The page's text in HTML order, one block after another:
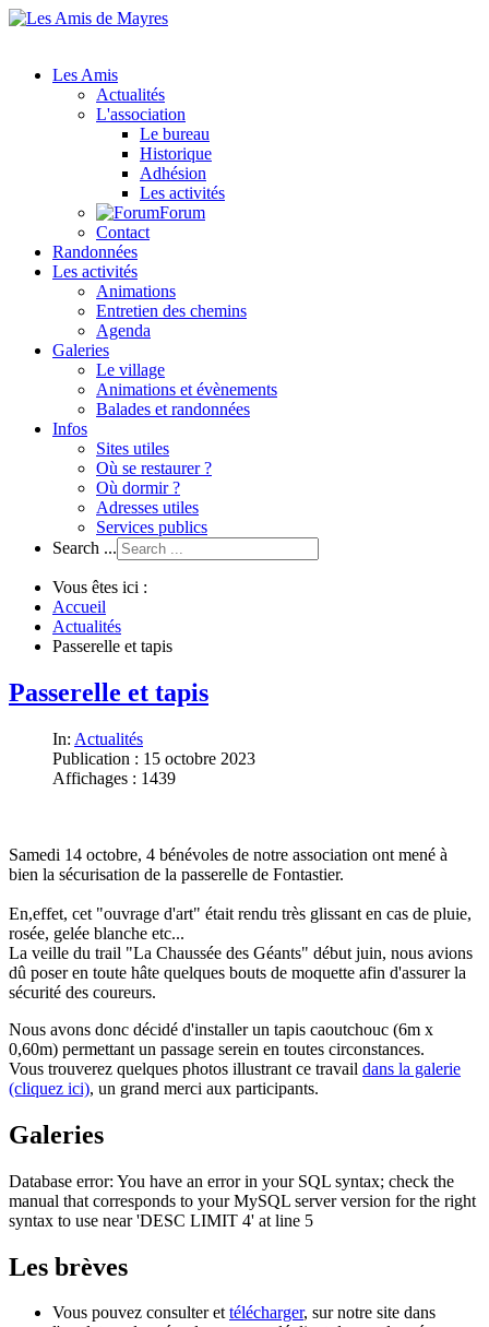
Les Amis
Actualités
L'association
Le bureau
Historique
Adhésion
Les activités
Forum
Contact
Randonnées
Les activités
Animations
Entretien des chemins
Agenda
Galeries
Le village
Animations et évènements
Balades et randonnées
Infos
Sites utiles
Où se restaurer ?
Où dormir ?
Adresses utiles
Services publics
Search ...
Vous êtes ici :
Accueil
Actualités
Passerelle et tapis
Passerelle et tapis
In: Actualités
Publication : 15 octobre 2023
Affichages : 1439
Samedi 14 octobre, 4 bénévoles de notre association ont mené à
bien la sécurisation de la passerelle de Fontastier.
En,effet, cet "ouvrage d'art" était rendu très glissant en cas de pluie,
rosée, gelée blanche etc...
La veille du trail "La Chaussée des Géants" début juin, nous avions
dû poser en toute hâte quelques bouts de moquette afin d'assurer la
sécurité des coureurs.
Nous avons donc décidé d'installer un tapis caoutchouc (6m x
0,60m) permettant un passage serein en toutes circonstances.
Vous trouverez quelques photos illustrant ce travail dans la galerie
(cliquez ici), un grand merci aux participants.
Galeries
Database error: You have an error in your SQL syntax; check the
manual that corresponds to your MySQL server version for the right
syntax to use near 'DESC LIMIT 4' at line 5
Les brèves
Vous pouvez consulter ettélécharger, sur notre site dans